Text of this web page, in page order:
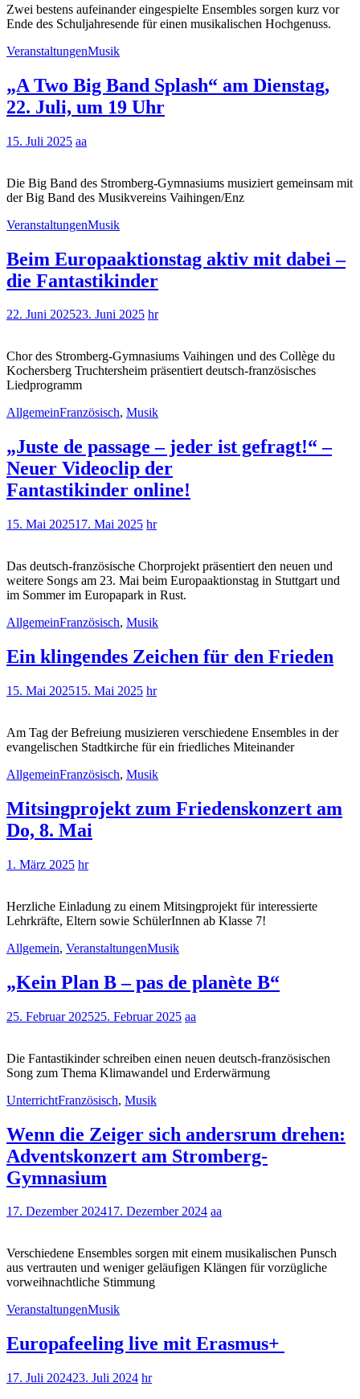
Zwei bestens aufeinander eingespielte Ensembles sorgen kurz vor
Ende des Schuljahresende für einen musikalischen Hochgenuss.
VeranstaltungenMusik
„A Two Big Band Splash“ am Dienstag,
22. Juli, um 19 Uhr
15. Juli 2025 aa
Die Big Band des Stromberg-Gymnasiums musiziert gemeinsam mit
der Big Band des Musikvereins Vaihingen/Enz
VeranstaltungenMusik
Beim Europaaktionstag aktiv mit dabei –
die Fantastikinder
22. Juni 202523. Juni 2025 hr
Chor des Stromberg-Gymnasiums Vaihingen und des Collège du
Kochersberg Truchtersheim präsentiert deutsch-französisches
Liedprogramm
AllgemeinFranzösisch, Musik
„Juste de passage – jeder ist gefragt!“ –
Neuer Videoclip der
Fantastikinder online!
15. Mai 202517. Mai 2025 hr
Das deutsch-französische Chorprojekt präsentiert den neuen und
weitere Songs am 23. Mai beim Europaaktionstag in Stuttgart und
im Sommer im Europapark in Rust.
AllgemeinFranzösisch, Musik
Ein klingendes Zeichen für den Frieden
15. Mai 202515. Mai 2025 hr
Am Tag der Befreiung musizieren verschiedene Ensembles in der
evangelischen Stadtkirche für ein friedliches Miteinander
AllgemeinFranzösisch, Musik
Mitsingprojekt zum Friedenskonzert am
Do, 8. Mai
1. März 2025 hr
Herzliche Einladung zu einem Mitsingprojekt für interessierte
Lehrkräfte, Eltern sowie SchülerInnen ab Klasse 7!
Allgemein, VeranstaltungenMusik
„Kein Plan B – pas de planète B“
25. Februar 202525. Februar 2025 aa
Die Fantastikinder schreiben einen neuen deutsch-französischen
Song zum Thema Klimawandel und Erderwärmung
UnterrichtFranzösisch, Musik
Wenn die Zeiger sich andersrum drehen:
Adventskonzert am Stromberg-
Gymnasium
17. Dezember 202417. Dezember 2024 aa
Verschiedene Ensembles sorgen mit einem musikalischen Punsch
aus vertrauten und weniger geläufigen Klängen für vorzügliche
vorweihnachtliche Stimmung
VeranstaltungenMusik
Europafeeling live mit Erasmus+
17. Juli 202423. Juli 2024 hr